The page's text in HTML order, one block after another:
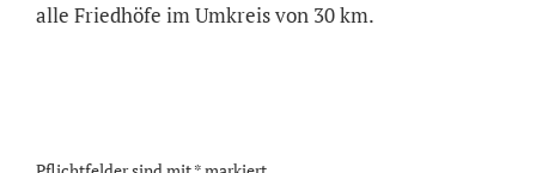
alle Friedhöfe im Umkreis von 30 km.